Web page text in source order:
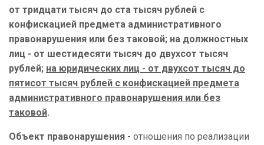
от тридцати тысяч до ста тысяч рублей с
конфискацией предмета административного
правонарушения или без таковой; на должностных
лиц - от шестидесяти тысяч до двухсот тысяч
рублей; на юридических лиц - от двухсот тысяч до
пятисот тысяч рублей с конфискацией предмета
административного правонарушения или без
таковой.
Объект правонарушения - отношения по реализации